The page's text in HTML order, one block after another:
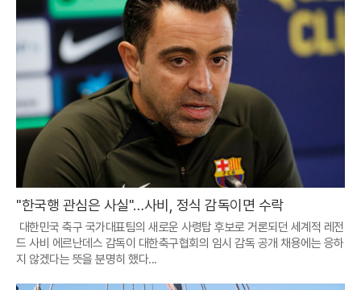
"한국행 관심은 사실"…사비, 정식 감독이면 수락
대한민국 축구 국가대표팀의 새로운 사령탑 후보로 거론되던 세계적 레전
드 사비 에르난데스 감독이 대한축구협회의 임시 감독 공개 채용에는 응하
지 않겠다는 뜻을 분명히 했다...